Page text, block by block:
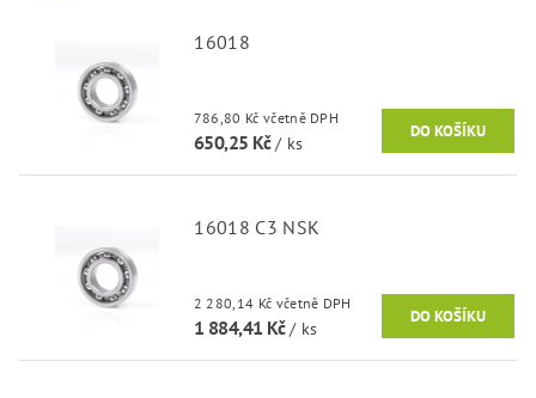
16018
786,80 Kč včetně DPH
650,25 Kč/ ks
16018 C3 NSK
2 280,14 Kč včetně DPH
1 884,41 Kč/ ks